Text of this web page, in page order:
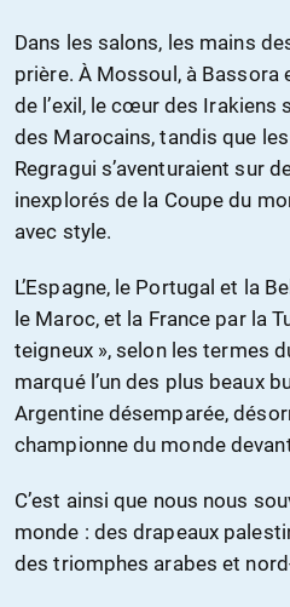
Dans les salons, les mains
prière. À Mossoul, à Bassora
de l’exil, le cœur des Irakiens
des Marocains, tandis que
Regragui s’aventuraient sur
inexplorés de la Coupe du
avec style.
L’Espagne, le Portugal et la
le Maroc, et la France par la
teigneux », selon les termes
marqué l’un des plus beaux
Argentine désemparée,
championne du monde
C’est ainsi que nous nous
monde : des drapeaux
des triomphes arabes et